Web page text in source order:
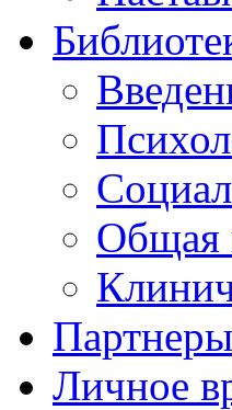
Общая
Партнеры
Личное